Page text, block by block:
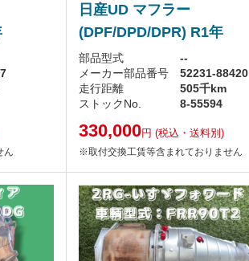
ん
日産UD マフラー
(DPF/DPD/DPR) R1年
部品型式
--
メーカー部品番号
52231-88420
走行距離
505千km
ストックNo.
8-55594
330,000円 (税込・送料別)
※取付交換工賃等含まれておりません